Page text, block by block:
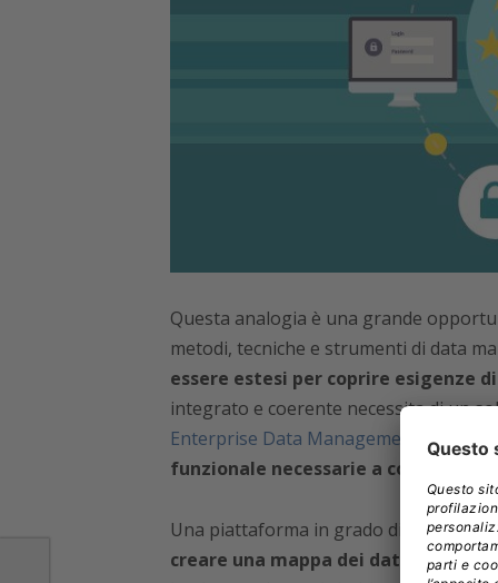
Questa analogia è una grande
metodi, tecniche e strumenti di data
essere estesi per coprire esigenze
integrato e coerente necessita di un
Enterprise Data Management
in
funzionale necessarie a coprire i
Una piattaforma in grado di esplorare
creare una mappa dei dati
,